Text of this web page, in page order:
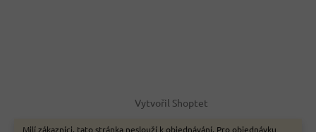
Milí zákazníci, tato stránka neslouží k objednávání. Pro objednávku
Vytvořil Shoptet